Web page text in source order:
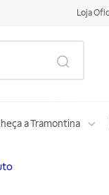
Loja
a Tramontina